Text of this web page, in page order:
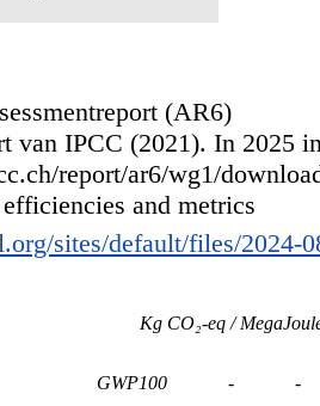
(AR6)
van IPCC (2021). In
report/ar6/wg1/
and metrics
sites/default/files/2024-
Kg CO₂-eq /
GWP100 - -